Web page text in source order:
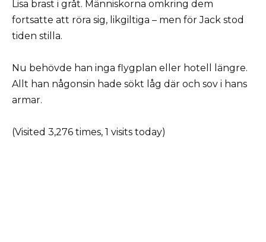
Lisa brast i gråt. Människorna omkring dem
fortsatte att röra sig, likgiltiga – men för Jack stod
tiden stilla.
Nu behövde han inga flygplan eller hotell längre.
Allt han någonsin hade sökt låg där och sov i hans
armar.
(Visited 3,276 times, 1 visits today)